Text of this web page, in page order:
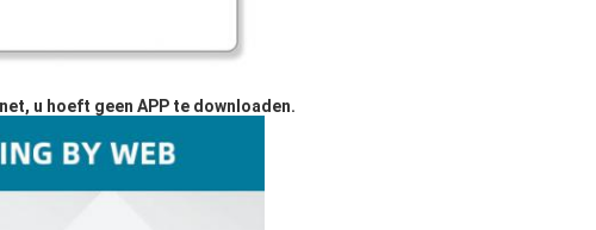
u hoeft geen APP te downloaden.